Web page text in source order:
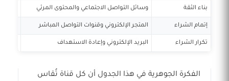
بناء الثقة وسائل التواصل الاجتماعي والمحتوى المرئي
إتمام الشراء المتجر الإلكتروني وقنوات التواصل المباشر
تكرار الشراء البريد الإلكتروني وإعادة الاستهداف
الفكرة الجوهرية في هذا الجدول أن كل قناة تُقاس